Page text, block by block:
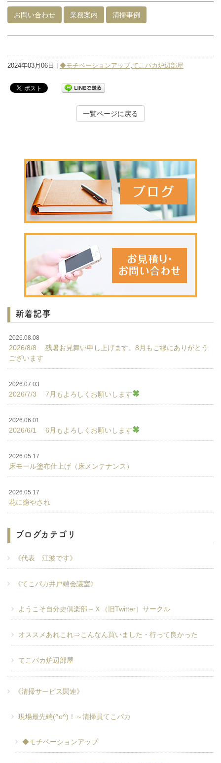
お問い合わせ 業務案内 清掃事例
2024年03月06日 | ◆モチベーションアップ,てこパカ炉辺部屋
一覧ページに戻る
新着記事
2026.08.08
2026/8/8 残暑お見舞い申し上げます。8月もご縁にありがとう
ございます
2026.07.03
2026/7/3 7月もよろしくお願いします
2026.06.01
2026/6/1 6月もよろしくお願いします
2026.05.17
床モール塗布仕上げ（床メンテナンス）
2026.05.17
花に癒やされ
ブログカテゴリ
《代表 江波です》
《てこパカ井戸端会議室》
ようこそ自分史倶楽部～Ｘ（旧Twitter）サークル
オススメあれこれ⇒こんなん買いました・行って良かった
てこパカ炉辺部屋
《清掃サービス関連》
現場最先端(^o^)！～清掃員てこパカ
◆モチベーションアップ